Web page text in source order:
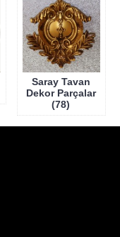
Saray Tavan
Dekor Parçalar
(78)